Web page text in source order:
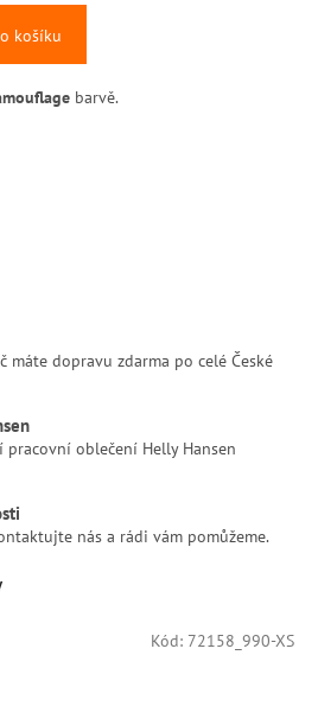
košíku
barvě.
máte dopravu zdarma po celé České
oblečení Helly Hansen
nás a rádi vám pomůžeme.
Kód: 72158_990-XS